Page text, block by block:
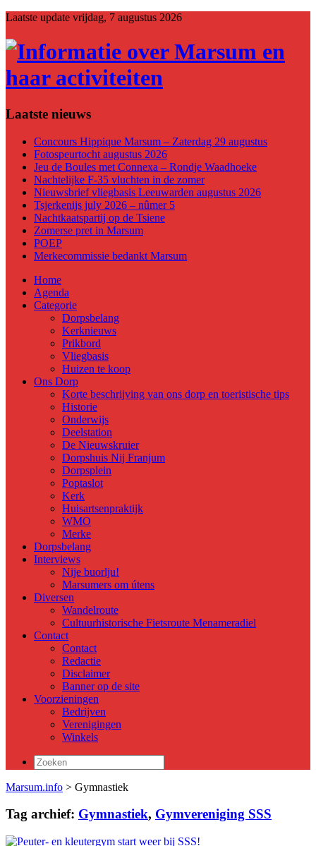
Laatste update vrijdag, 7 augustus 2026
Laatste nieuws
Concours Hippique Marsum – Zaterdag 29 augustus
Fotospeurtocht augustus 2026
Jeu de Boules met Connexa – Rondje Waadhoeke
Nachtelijke F-35 vluchten in de zomer
Nieuwsbrief vliegbasis Leeuwarden augustus 2026
Tsjerkenijs july 2026 – nûmer 5
Nachtkaatspartij op de Tsiene
Zomerse pret in Marsum
POEP
Merkecommissie bedankt Marsum
Home
Agenda
Categorie
Dorpsbelang
Kerknieuws
Prikbord
Vliegbasis
Huizen te koop
Ons Dorp
Korte beschrijving van ons dorp en toeristische tips
Historie
Onderwijs
Deelstation
De Nieuwskruier
Dorpshuis Nij Franjum
Dorpsplein
Poptaslot
Kerk
Huisartsenpraktijk
WMO
Merke
Dorpsbelang
Interviews
Nije buorlju!
Marsumers om útens
Diversen
Wandelroute
Cultuurhistorische Fietsroute Menameradiel
Contact
Contact
Redactie
Disclaimer
Banner op de site
Voorzieningen
Bedrijven
Verenigingen
Winkels
Zoeken
naar:
Marsum.info > Gymnastiek
Tag archief: Gymnastiek, Gymvereniging SSS